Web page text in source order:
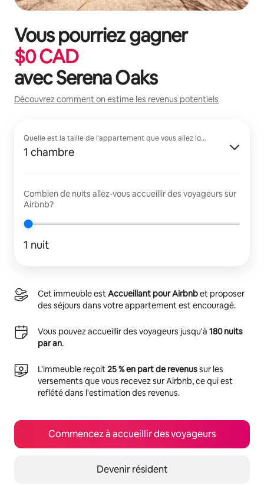
Vous pourriez gagner
$0CAD
avecSerena Oaks
Découvrez comment on estime les revenus potentiels
Quelle est la taille de l'appartement que vous allez louer?
1 chambre
Combien de nuits allez-vous accueillir des voyageurs sur
Airbnb?
1 nuit
Cet immeuble estAccueillant pour Airbnbet proposer
des séjours dans votre appartement est encouragé.
Vous pouvez accueillir des voyageurs jusqu'à 180 nuits
par an.
L'immeuble reçoit25 % en part de revenussur les
versements que vous recevez sur Airbnb, ce qui est
reflété dans l'estimation des revenus.
Commencez à accueillir des voyageurs
Devenir résident